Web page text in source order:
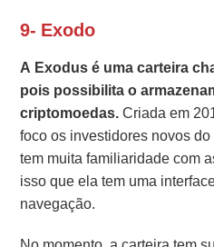
9- Exodo
A Exodus é uma carteira
pois possibilita o
criptomoedas.Criada em
foco os investidores novos
tem muita familiaridade com
isso que ela tem uma
navegação.